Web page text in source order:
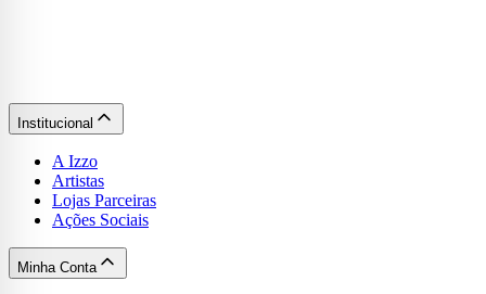
Institucional
A Izzo
Artistas
Lojas Parceiras
Ações Sociais
Minha Conta